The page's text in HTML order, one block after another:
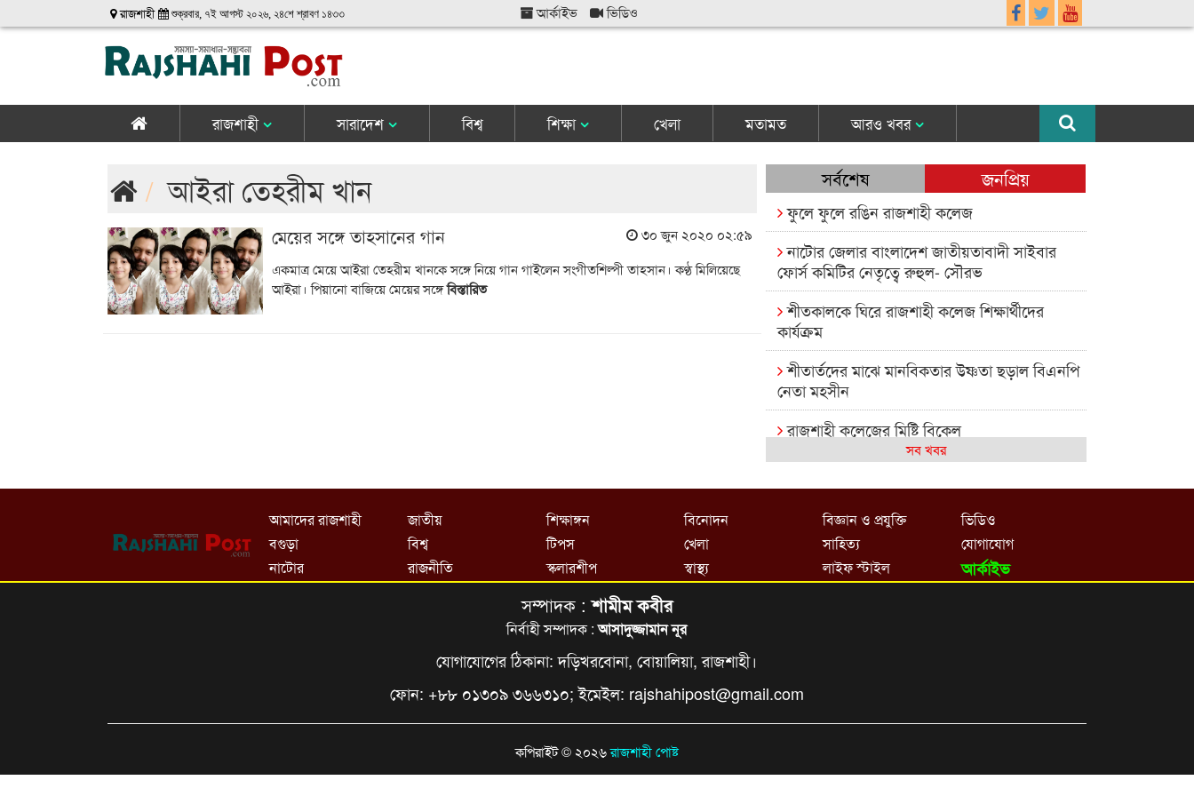
রাজশাহী শুক্রবার, ৭ই আগস্ট ২০২৬, ২৪শে শ্রাবণ ১৪৩৩ আর্কাইভ ভিডিও
রাজশাহী সারাদেশ বিশ্ব শিক্ষা খেলা মতামত আরও খবর
আইরা তেহরীম খান
মেয়ের সঙ্গে তাহসানের গান
৩০ জুন ২০২০ ০২:৫৯
একমাত্র মেয়ে আইরা তেহরীম খানকে সঙ্গে নিয়ে গান গাইলেন সংগীতশিল্পী তাহসান। কণ্ঠ মিলিয়েছে
আইরা। পিয়ানো বাজিয়ে মেয়ের সঙ্গেবিস্তারিত
সর্বশেষ জনপ্রিয়
ফুলে ফুলে রঙিন রাজশাহী কলেজ
নাটোর জেলার বাংলাদেশ জাতীয়তাবাদী সাইবার
ফোর্স কমিটির নেতৃত্বে রুহুল- সৌরভ
শীতকালকে ঘিরে রাজশাহী কলেজ শিক্ষার্থীদের
কার্যক্রম
শীতার্তদের মাঝে মানবিকতার উষ্ণতা ছড়াল বিএনপি
নেতা মহসীন
রাজশাহী কলেজের মিষ্টি বিকেল
কেমন আছে আমাদের দেশের মধ্যবিত্তরা
রাজশাহী কলেজ ক্যারিয়ার ক্লাবের নেতৃত্বে ইসমাইল-
রাজশাইন একাডেমির ফল প্রকাশ ও পুরস্কার বিতরণ
খেলার মাঠে বানানো হয়েছে গর্ত ঝুঁকিতে
আষাড়িয়াদহর দুই বিদ্যালয়
সব খবর
আমাদের রাজশাহী
বগুড়া
নাটোর
জাতীয়
বিশ্ব
রাজনীতি
শিক্ষাঙ্গন
টিপস
স্কলারশীপ
বিনোদন
খেলা
স্বাস্থ্য
বিজ্ঞান ও প্রযুক্তি
সাহিত্য
লাইফ স্টাইল
ভিডিও
যোগাযোগ
আর্কাইভ
সম্পাদক : শামীম কবীর
নির্বাহী সম্পাদক :আসাদুজ্জামান নূর
যোগাযোগের ঠিকানা: দড়িখরবোনা, বোয়ালিয়া, রাজশাহী।
ফোন: +৮৮ ০১৩০৯ ৩৬৬৩১০; ইমেইল: rajshahipost@gmail.com
কপিরাইট © ২০২৬রাজশাহী পোষ্ট